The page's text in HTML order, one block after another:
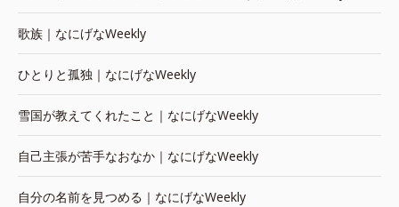
歌族｜なにげなWeekly
ひとりと孤独｜なにげなWeekly
雪国が教えてくれたこと｜なにげなWeekly
自己主張が苦手なおなか｜なにげなWeekly
自分の名前を見つめる｜なにげなWeekly